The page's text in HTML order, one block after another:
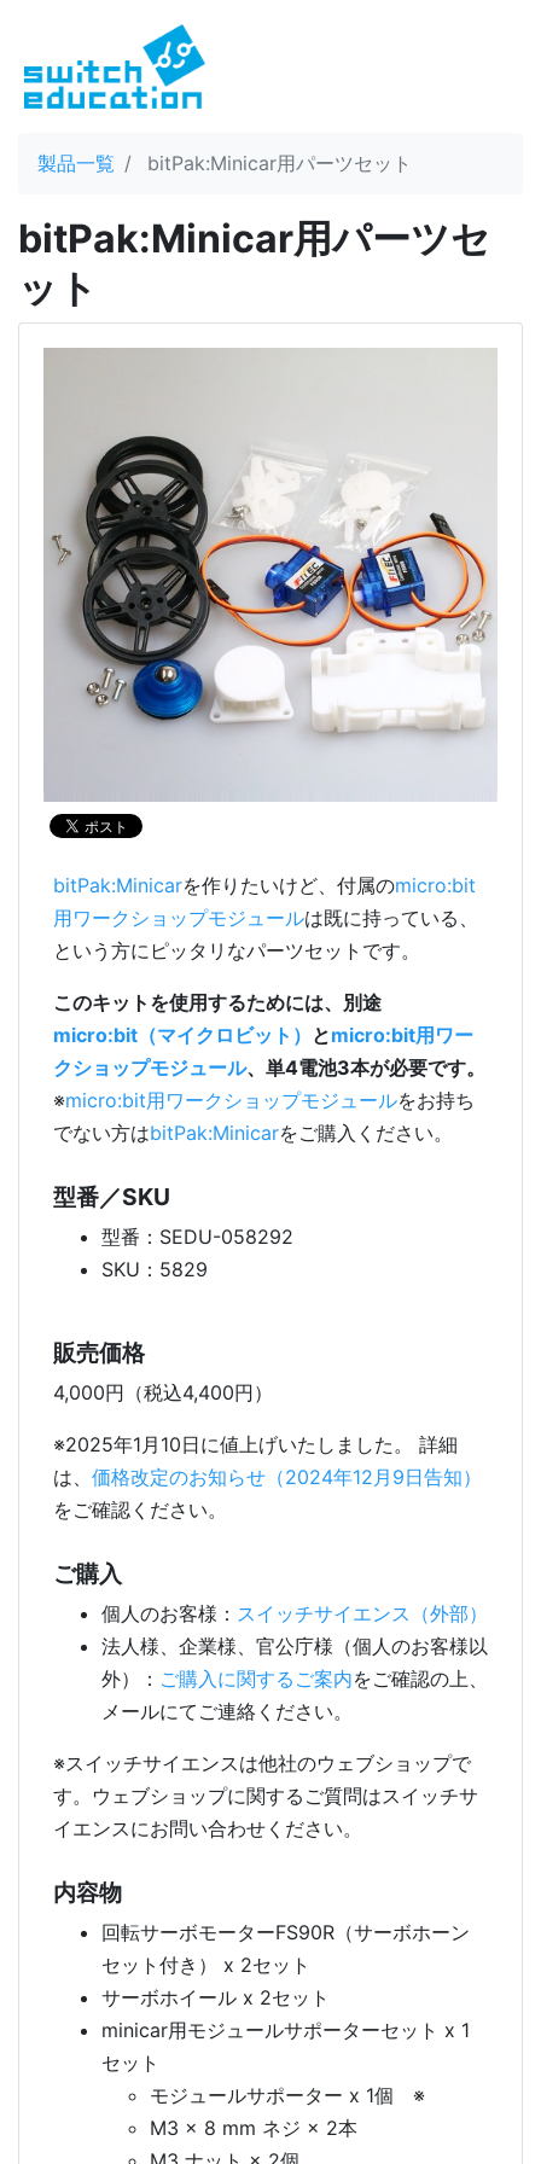
製品一覧 bitPak:Minicar用パーツセット
bitPak:Minicar用パーツセ
ット
bitPak:Minicarを作りたいけど、付属のmicro:bit
用ワークショップモジュールは既に持っている、
という方にピッタリなパーツセットです。
このキットを使用するためには、別途
micro:bit（マイクロビット） とmicro:bit用ワー
クショップモジュール、単4電池3本が必要です。
※micro:bit用ワークショップモジュールをお持ち
でない方はbitPak:Minicarをご購入ください。
型番／SKU
型番：SEDU-058292
SKU：5829
販売価格
4,000円（税込4,400円）
※2025年1月10日に値上げいたしました。 詳細
は、 価格改定のお知らせ（2024年12月9日告知）
をご確認ください。
ご購入
個人のお客様： スイッチサイエンス（外部）
法人様、企業様、官公庁様（個人のお客様以
外）： ご購入に関するご案内をご確認の上、
メールにてご連絡ください。
※スイッチサイエンスは他社のウェブショップで
す。ウェブショップに関するご質問はスイッチサ
イエンスにお問い合わせください。
内容物
回転サーボモーターFS90R（サーボホーン
セット付き） x 2セット
サーボホイール x 2セット
minicar用モジュールサポーターセット x 1
セット
モジュールサポーター x 1個 ※
M3 × 8 mm ネジ × 2本